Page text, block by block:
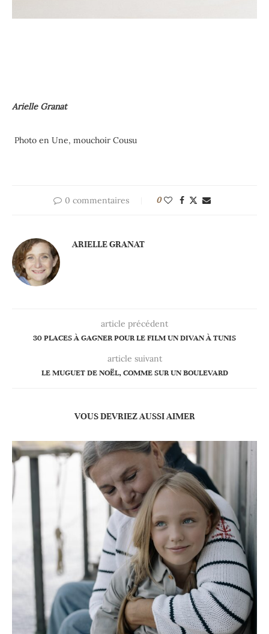
Arielle Granat
Photo en Une, mouchoir Cousu
0 commentaires 0
ARIELLE GRANAT
article précédent
30 PLACES À GAGNER POUR LE FILM UN DIVAN À TUNIS
article suivant
LE MUGUET DE NOËL, COMME SUR UN BOULEVARD
VOUS DEVRIEZ AUSSI AIMER